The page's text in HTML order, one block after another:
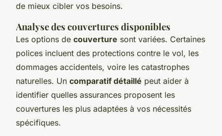
de mieux cibler vos besoins.
Analyse des couvertures disponibles
Les options de couverture sont variées. Certaines
polices incluent des protections contre le vol, les
dommages accidentels, voire les catastrophes
naturelles. Un comparatif détaillé peut aider à
identifier quelles assurances proposent les
couvertures les plus adaptées à vos nécessités
spécifiques.